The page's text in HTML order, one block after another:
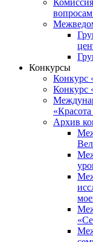
Конкурсы
Конкурс
Конкурс
Архив